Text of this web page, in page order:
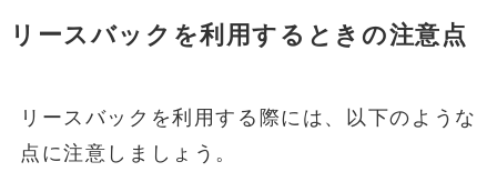
リースバックを利用するときの注意点
リースバックを利用する際には、以下のような
点に注意しましょう。